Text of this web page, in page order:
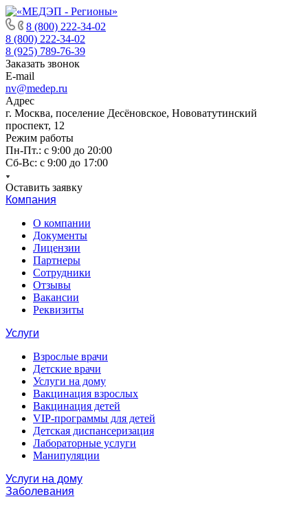
8 (800) 222-34-02
8 (800) 222-34-02
8 (925) 789-76-39
Заказать звонок
E-mail
nv@medep.ru
Адрес
г. Москва, поселение Десёновское, Нововатутинский
проспект, 12
Режим работы
Пн-Пт.: с 9:00 до 20:00
Cб-Вс: с 9:00 до 17:00
Оставить заявку
Компания
О компании
Документы
Лицензии
Партнеры
Сотрудники
Отзывы
Вакансии
Реквизиты
Услуги
Взрослые врачи
Детские врачи
Услуги на дому
Вакцинация взрослых
Вакцинация детей
VIP-программы для детей
Детская диспансеризация
Лабораторные услуги
Манипуляции
Услуги на дому
Заболевания